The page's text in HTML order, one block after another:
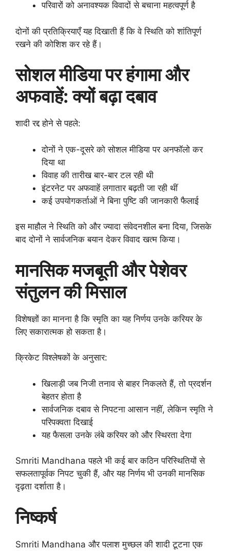
परिवारों को अनावश्यक विवादों से बचाना महत्वपूर्ण है
दोनों की प्रतिक्रियाएँ यह दिखाती हैं कि वे स्थिति को शांतिपूर्ण
रखने की कोशिश कर रहे हैं।
सोशल मीडिया पर हंगामा और
अफवाहें: क्यों बढ़ा दबाव
शादी रद्द होने से पहले:
दोनों ने एक-दूसरे को सोशल मीडिया पर अनफॉलो कर
दिया था
विवाह की तारीख बार-बार टल रही थी
इंटरनेट पर अफवाहें लगातार बढ़ती जा रही थीं
कई उपयोगकर्ताओं ने बिना पुष्टि की जानकारी फैलाई
इस माहौल ने स्थिति को और ज्यादा संवेदनशील बना दिया, जिसके
बाद दोनों ने सार्वजनिक बयान देकर विवाद खत्म किया।
मानसिक मजबूती और पेशेवर
संतुलन की मिसाल
विशेषज्ञों का मानना है कि स्मृति का यह निर्णय उनके करियर के
लिए सकारात्मक हो सकता है।
क्रिकेट विश्लेषकों के अनुसार:
खिलाड़ी जब निजी तनाव से बाहर निकलते हैं, तो प्रदर्शन
बेहतर होता है
सार्वजनिक दबाव से निपटना आसान नहीं, लेकिन स्मृति ने
परिपक्वता दिखाई
यह फैसला उनके लंबे करियर को और स्थिरता देगा
Smriti Mandhana पहले भी कई बार कठिन परिस्थितियों से
सफलतापूर्वक निपट चुकी हैं, और यह निर्णय भी उनकी मानसिक
दृढ़ता दर्शाता है।
निष्कर्ष
Smriti Mandhana और पलाश मुच्छल की शादी टूटना एक